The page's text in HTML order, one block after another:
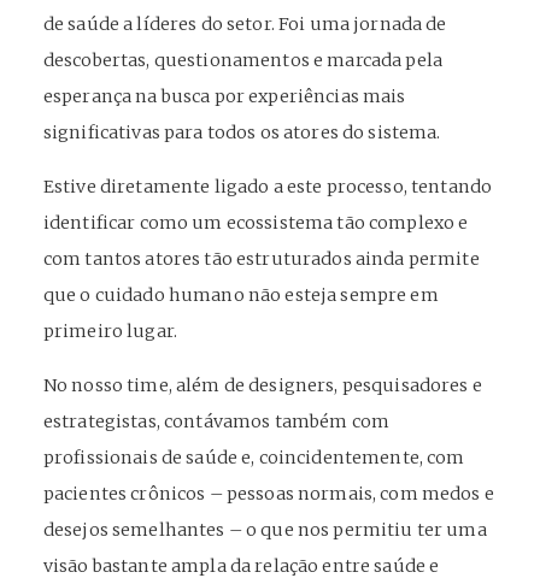
de saúde a líderes do setor. Foi uma jornada de
descobertas, questionamentos e marcada pela
esperança na busca por experiências mais
significativas para todos os atores do sistema.
Estive diretamente ligado a este processo, tentando
identificar como um ecossistema tão complexo e
com tantos atores tão estruturados ainda permite
que o cuidado humano não esteja sempre em
primeiro lugar.
No nosso time, além de designers, pesquisadores e
estrategistas, contávamos também com
profissionais de saúde e, coincidentemente, com
pacientes crônicos – pessoas normais, com medos e
desejos semelhantes – o que nos permitiu ter uma
visão bastante ampla da relação entre saúde e